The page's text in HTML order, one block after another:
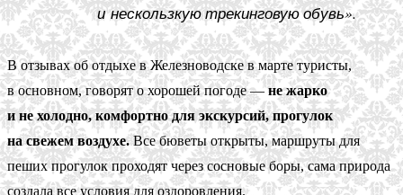
и нескользкую трекинговую обувь».
В отзывах об отдыхе в Железноводске в марте туристы,
в основном, говорят о хорошей погоде —не жарко
и не холодно, комфортно для экскурсий, прогулок
на свежем воздухе.Все бюветы открыты, маршруты для
пеших прогулок проходят через сосновые боры, сама природа
создала все условия для оздоровления.